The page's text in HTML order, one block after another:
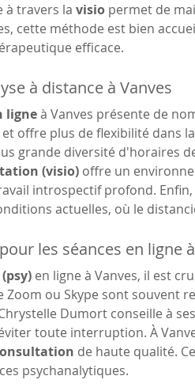
à travers la visio permet de
cette méthode est bien
efficace.
à distance à Vanves
ligne à Vanves présente de
offre plus de flexibilité dans
grande diversité d'horaires
(visio) offre un
introspectif profond.
actuelles, où le
les séances en ligne à
en ligne à Vanves, il est
Zoom ou Skype sont souvent
Dumort conseille à
toute interruption. À
de haute qualité.
psychanalytiques.